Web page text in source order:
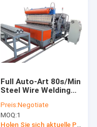
Full Auto-Art 80s/Min
Steel Wire Welding
Servosystem
Preis:Negotiate
MOQ:1
Holen Sie sich aktuelle Preis